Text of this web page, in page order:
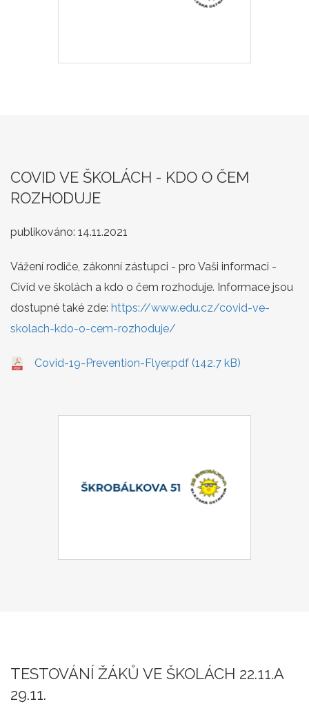
COVID VE ŠKOLÁCH - KDO O ČEM
ROZHODUJE
publikováno: 14.11.2021
Vážení rodiče, zákonní zástupci - pro Vaši informaci -
Civid ve školách a kdo o čem rozhoduje. Informace jsou
dostupné také zde: https://www.edu.cz/covid-ve-
skolach-kdo-o-cem-rozhoduje/
Covid-19-Prevention-Flyer.pdf (142.7 kB)
TESTOVÁNÍ ŽÁKŮ VE ŠKOLÁCH 22.11.A
29.11.